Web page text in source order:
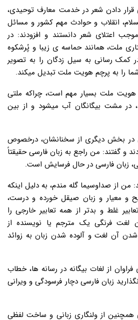
دادن شعر در خدمت معارف توحیدی،
انقلاب و حوادث مهم کشور و مسائل
اعتلای شعر دانستند و افزودند: در
ملت، همانند حماسه ی زیبا و پُرشکوه
کمک رسانی به سیل زدگان را به تصویر
شما را به پرچم هویت ملت تبدیل میکند.
هویت ملت بسیار مهم است، چراکه ملتی
در مشت بیگانگان آب میشود و از بین
در بخش دیگری از سخنانشان، درخصوص
و گفتند: من راجع به زبان فارسی حقیقتاً
زبان فارسی در حال فرسایش است.
من از صداوسیما گله مندم، به دلیل اینکه
و معیار و زبان صیقل خورده و درست،
غلط و بدتر از همه تعابیر خارجی را
لغت فرنگی یک مترجم یا نویسنده از
آن لغت و آلوده شدن زبان به زوائد
از لغات بیگانه در رسانه ها، خطاب
زبان فارسی دچار فرسودگی و ویرانی
از ولنگاری زبانی و ساخت لفظی